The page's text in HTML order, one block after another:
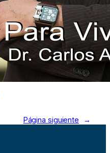
Página siguiente →